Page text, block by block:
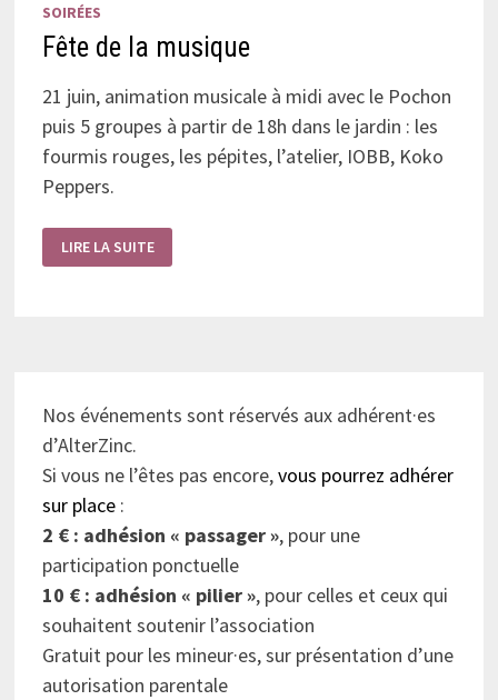
SOIRÉES
Fête de la musique
21 juin, animation musicale à midi avec le Pochon
puis 5 groupes à partir de 18h dans le jardin : les
fourmis rouges, les pépites, l’atelier, IOBB, Koko
Peppers.
FÊTE
DE
LA
LIRE LA SUITE
Nos événements sont réservés aux adhérent·es
d’AlterZinc.
Si vous ne l’êtes pas encore,vous pourrez adhérer
sur place:
2 € : adhésion « passager », pour une
participation ponctuelle
10 € : adhésion « pilier », pour celles et ceux qui
souhaitent soutenir l’association
Gratuit pour les mineur·es, sur présentation d’une
autorisation parentale